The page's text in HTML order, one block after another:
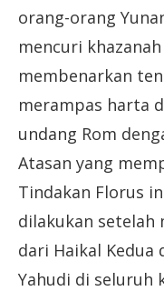
orang-orang
mencuri
membenarkan
merampas harta
undang Rom
Atasan yang
Tindakan Florus
dilakukan setelah
dari Haikal Kedua
Yahudi di seluruh